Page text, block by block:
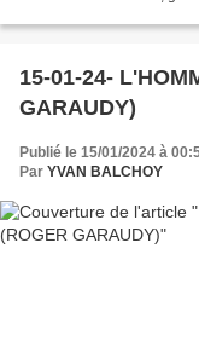
15-01-24-
GARAUDY)
Publié le 15/01/2024 à
Par YVAN BALCHOY